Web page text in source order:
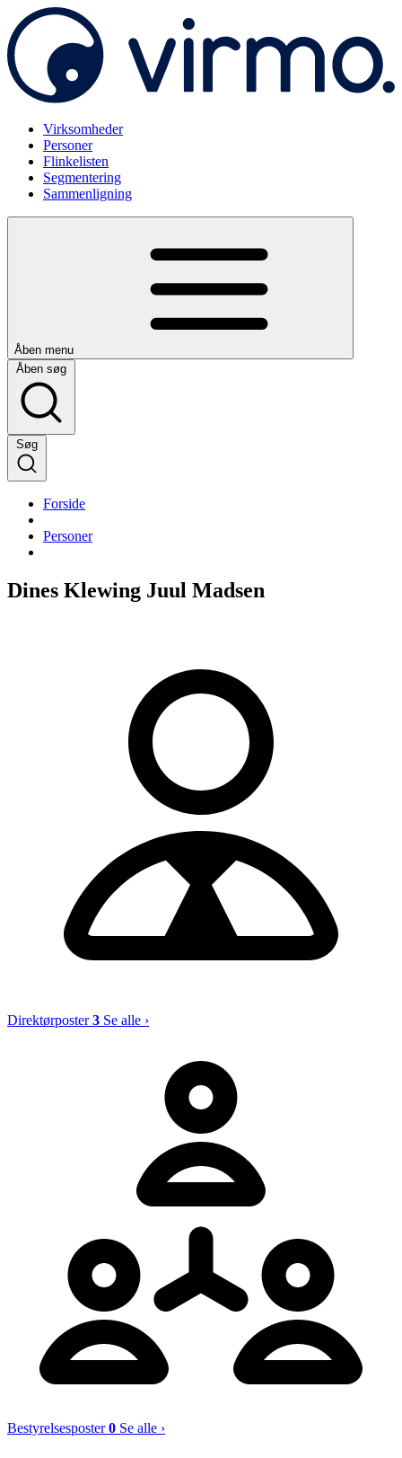
Virksomheder
Personer
Flinkelisten
Segmentering
Sammenligning
Åben menu
Åben søg
Søg
Forside
Personer
Dines Klewing Juul Madsen
Direktørposter3 Se alle ›
Bestyrelsesposter0 Se alle ›